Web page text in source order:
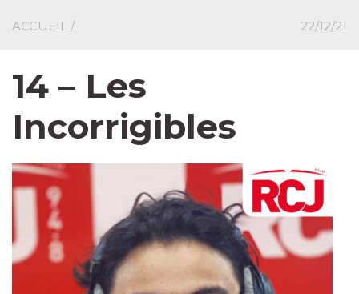
ACCUEIL / 22/12/21
14 – Les
Incorrigibles